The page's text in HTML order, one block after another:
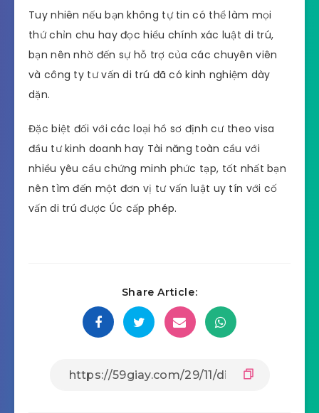
Tuy nhiên nếu bạn không tự tin có thể làm mọi
thứ chỉn chu hay đọc hiểu chính xác luật di trú,
bạn nên nhờ đến sự hỗ trợ của các chuyên viên
và công ty tư vấn di trú đã có kinh nghiệm dày
dặn.
Đặc biệt đối với các loại hồ sơ định cư theo visa
đầu tư kinh doanh hay Tài năng toàn cầu với
nhiều yêu cầu chứng minh phức tạp, tốt nhất bạn
nên tìm đến một đơn vị tư vấn luật uy tín với cố
vấn di trú được Úc cấp phép.
Share Article: